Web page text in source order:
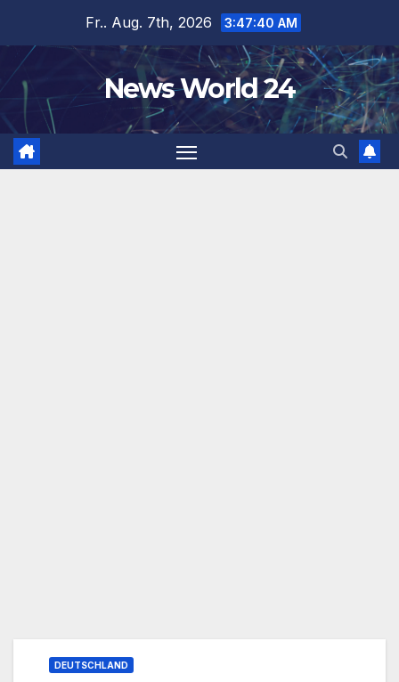
springen
Fr.. Aug. 7th, 2026 3:47:41 AM
News World 24
DEUTSCHLAND